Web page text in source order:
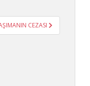
CEZASI